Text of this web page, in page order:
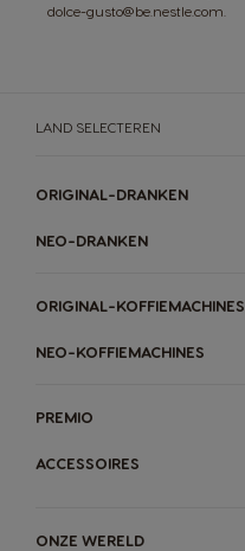
dolce-gusto@be.nestle.com.
LAND SELECTEREN
ORIGINAL-DRANKEN
NEO-DRANKEN
ORIGINAL-KOFFIEMACHINES
NEO-KOFFIEMACHINES
PREMIO
ACCESSOIRES
ONZE WERELD